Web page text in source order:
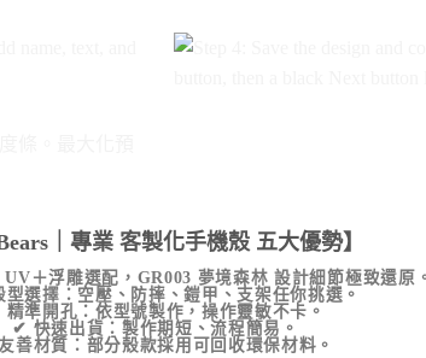
｜專業 客製化手機殼 五大優勢】
UV＋浮雕選配， GR003 夢境森林 設計細節極致還原
型選擇 ：空壓、防摔、鎧甲、支架任你挑選。
精準開孔 ：依型號製作，操作靈敏不卡。
✔ 快速出貨 ：製作期短、流程簡易。
友善材質 ：部分殼款採用可回收環保材料。